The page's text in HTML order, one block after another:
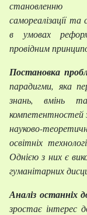
становленню
самореалізації
в умовах
провідним
Постановка
парадигми, яка
знань, вмінь
компетентностей
науково-
освітніх
Однією з них є
гуманітарних
Аналіз останніх
зростає інтерес